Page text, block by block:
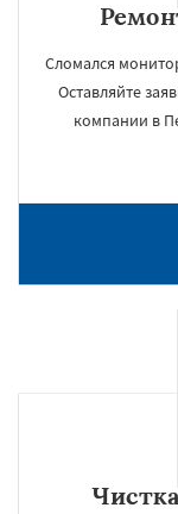
Сломался
Оставляйте
компании в